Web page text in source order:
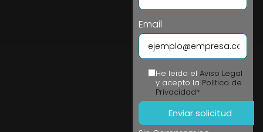
Email
He leido el Aviso Legal
y acepto la Politica de
Privacidad*